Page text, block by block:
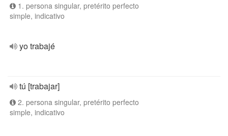
1. persona singular, pretérito perfecto
simple, indicativo
yo trabajé
tú [trabajar]
2. persona singular, pretérito perfecto
simple, indicativo